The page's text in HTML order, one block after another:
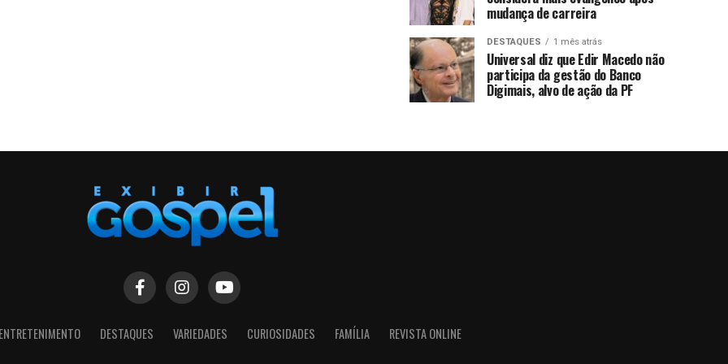
mudança de carreira
DESTAQUES 1 mês atrás
Universal diz que Edir Macedo não
participa da gestão do Banco
Digimais, alvo de ação da PF
ENTRETENIMENTO DESTAQUES VARIEDADES CURIOSIDADES FAMÍLIA REVISTA ONLINE